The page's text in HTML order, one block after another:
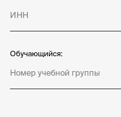
Обучающийся: